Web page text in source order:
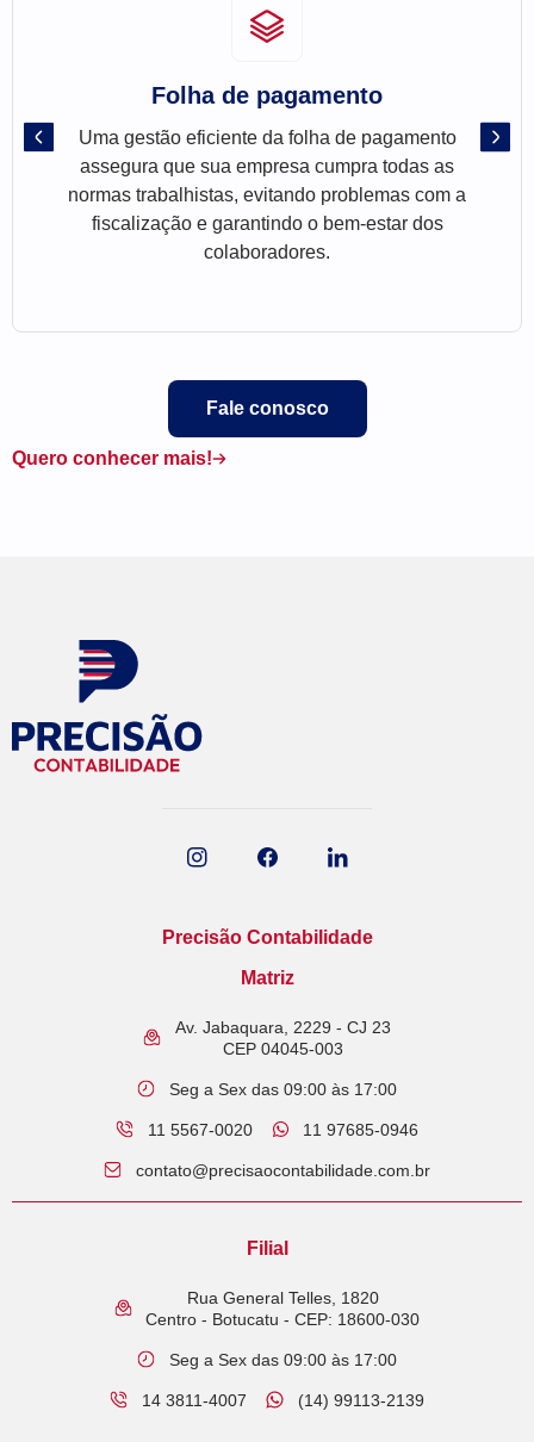
Folha de pagamento
Uma gestão eficiente da folha de pagamento
assegura que sua empresa cumpra todas as
normas trabalhistas, evitando problemas com a
fiscalização e garantindo o bem-estar dos
colaboradores.
Fale conosco
Quero conhecer mais!
Precisão Contabilidade
Matriz
Av. Jabaquara, 2229 - CJ 23
CEP 04045-003
Seg a Sex das 09:00 às 17:00
11 5567-0020 11 97685-0946​
contato@precisaocontabilidade.com.br
Filial
Rua General Telles, 1820
Centro - Botucatu - CEP: 18600-030
Seg a Sex das 09:00 às 17:00
14 3811-4007 (14) 99113-2139